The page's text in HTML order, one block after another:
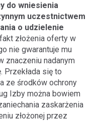
do wniesienia
uczestnictwem
o udzielenie
złożenia oferty w
nie gwarantuje mu
znaczeniu nadanym
Przekłada się to
ze środków ochrony
Izby można bowiem
zaskarżenia
złożonej przez